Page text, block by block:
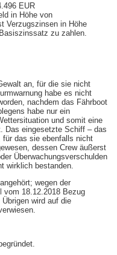
EUR
in Höhe von
Verzugszinsen in Höhe
zu zahlen.
an, für die sie nicht
habe es nicht
nachdem das Fährboot
habe nur ein
und somit eine
Das eingesetzte Schiff – das
für das sie ebenfalls nicht
dessen Crew äußerst
Überwachungsverschulden
wirklich bestanden.
wegen der
vom 18.12.2018 Bezug
wird auf die